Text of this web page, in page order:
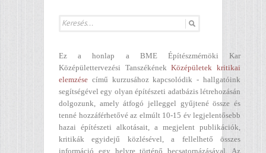
Ez a honlap a BME Építészmérnöki Kar
Középülettervezési TanszékénekKözépületek kritikai
elemzése című kurzusához kapcsolódik - hallgatóink
segítségével egy olyan építészeti adatbázis létrehozásán
dolgozunk, amely átfogó jelleggel gyűjtené össze és
tenné hozzáférhetővé az elmúlt 10-15 év legjelentősebb
hazai építészeti alkotásait, a megjelent publikációk,
kritikák egyidejű közlésével, a fellelhető összes
információ egy helyre történő becsatornázásával. Az